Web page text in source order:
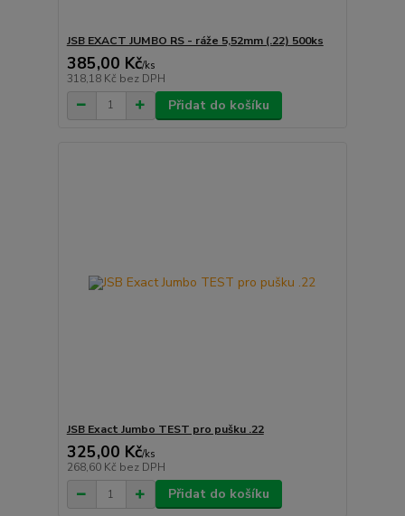
JSB EXACT JUMBO RS - ráže 5,52mm (.22) 500ks
385,00 Kč/ks
318,18 Kč bez DPH
Přidat do košíku
JSB Exact Jumbo TEST pro pušku .22
325,00 Kč/ks
268,60 Kč bez DPH
Přidat do košíku